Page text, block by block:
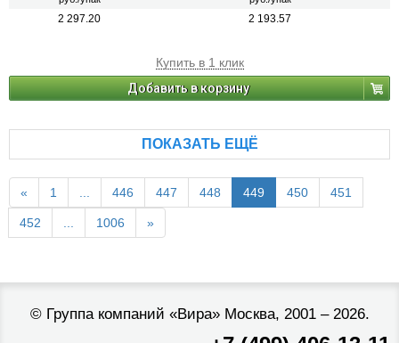
2 297.20 2 193.57
Купить в 1 клик
Добавить в корзину
ПОКАЗАТЬ ЕЩЁ
« 1 ... 446 447 448 449 450 451
452 ... 1006 »
© Группа компаний «Вира»Москва, 2001 – 2026.